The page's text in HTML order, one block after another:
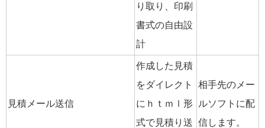
り取り、印刷
書式の自由設
計
見積メール送信
作成した見積
をダイレクト
にｈｔｍｌ形
式で見積り送
相手先のメー
ルソフトに配
信します。